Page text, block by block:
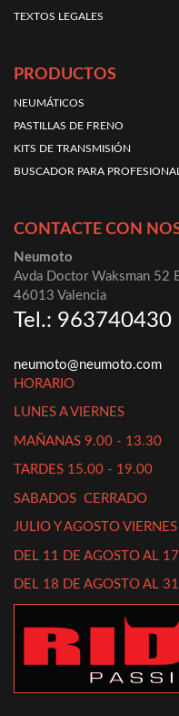
TEXTOS LEGALES
PRODUCTOS
NEUMÁTICOS
PASTILLAS DE FRENO
KITS DE TRANSMISIÓN
BUSCADOR PARA
CONTACTE CON
Neumoto
Avda Doctor Waksman 52
46013 Valencia
Tel.: 963740430
neumoto@neumoto.com
HORARIO
LUNES A VIERNES
MAÑANAS 9.00 - 13.30
TARDES 15.00 - 19.00
SABADOS CERRADO
JULIO Y AGOSTO
DEL 11 DE AGOSTO AL
DEL 18 DE AGOSTO AL